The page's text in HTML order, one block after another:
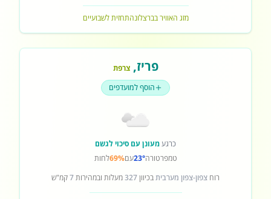
מזג האוויר בברצלונהתחזית לשבועיים
פריז,צרפת
הוסף למועדפים
כרגעמעונן עם סיכוי לגשם
טמפרטורה23°עם69%לחות
רוח צפון-צפון מערביתבכיוון327מעלות ובמהירות7קמ"ש